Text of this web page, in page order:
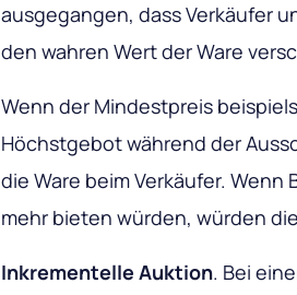
ausgegangen, dass Verkäufer
den wahren Wert der Ware
Wenn der Mindestpreis
Höchstgebot während der
die Ware beim Verkäufer. Wenn
mehr bieten würden, würden
Inkrementelle Auktion. Bei